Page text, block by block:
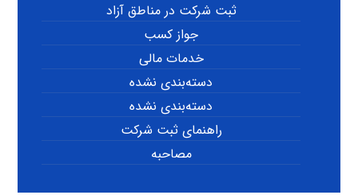
ثبت شرکت در مناطق آزاد
جواز کسب
خدمات مالی
دسته‌بندی نشده
دسته‌بندی نشده
راهنمای ثبت شرکت
مصاحبه